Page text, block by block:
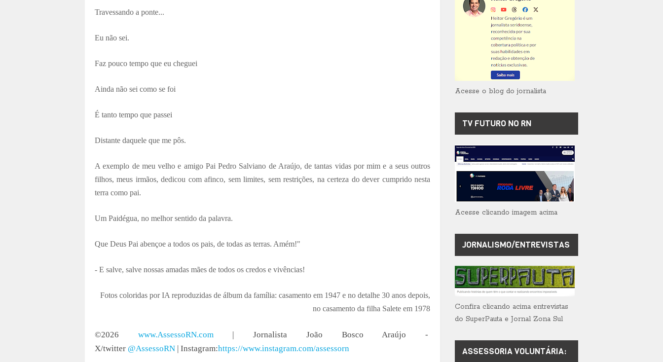
Travessando a ponte...
Eu não sei.
Faz pouco tempo que eu cheguei
Ainda não sei como se foi
É tanto tempo que passei
Distante daquele que me pôs.
A exemplo de meu velho e amigo Pai Pedro Salviano de Araújo, de tantas vidas por mim e a seus outros
filhos, meus irmãos, dedicou com afinco, sem limites, sem restrições, na certeza do dever cumprido nesta
terra como pai.
Um Paidégua, no melhor sentido da palavra.
Que Deus Pai abençoe a todos os pais, de todas as terras. Amém!"
- E salve, salve nossas amadas mães de todos os credos e vivências!
Fotos coloridas por IA reproduzidas de álbum da família: casamento em 1947 e no detalhe 30 anos depois,
no casamento da filha Salete em 1978
©2026 www.AssessoRN.com| Jornalista João Bosco Araújo -
X/twitter @AssessoRN | Instagram:https://www.instagram.com/assessorn
Acesse o blog do jornalista
TV FUTURO NO RN
Acesse clicando imagem acima
JORNALISMO/ENTREVISTAS
Confira clicando acima entrevistas
do SuperPauta e Jornal Zona Sul
ASSESSORIA VOLUNTÁRIA: